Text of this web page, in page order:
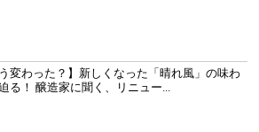
う変わった？】新しくなった「晴れ風」の味わ
る！ 醸造家に聞く、リニュー...